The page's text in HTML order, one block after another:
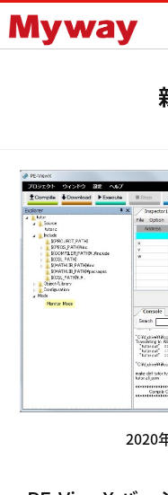
2020